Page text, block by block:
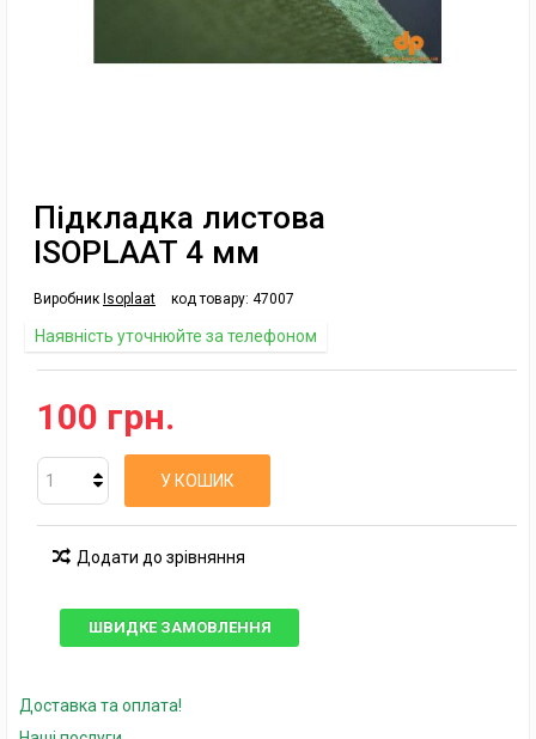
Підкладка листова
ISOPLAAT 4 мм
Виробник Isoplaat код товару: 47007
Наявність уточнюйте за телефоном
100 грн.
У КОШИК
Додати до зрівняння
ШВИДКЕ ЗАМОВЛЕННЯ
Доставка та оплата!